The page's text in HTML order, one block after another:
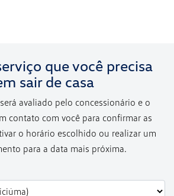
que você precisa
sair de casa
avaliado pelo concessionário e o
contato com você para confirmar as
o horário escolhido ou realizar um
para a data mais próxima.